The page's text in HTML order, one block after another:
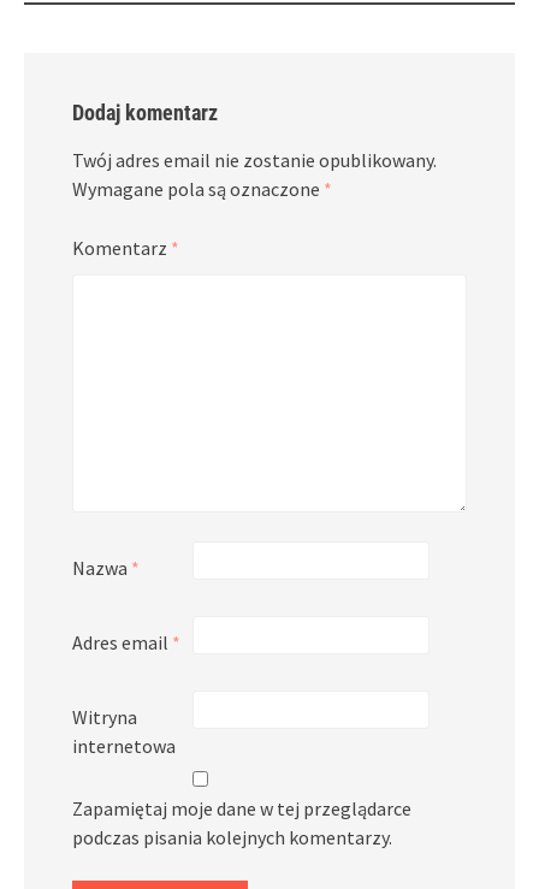
Dodaj komentarz
Twój adres email nie zostanie opublikowany.
Wymagane pola są oznaczone *
Komentarz *
Nazwa *
Adres email *
Witryna
internetowa
Zapamiętaj moje dane w tej przeglądarce
podczas pisania kolejnych komentarzy.